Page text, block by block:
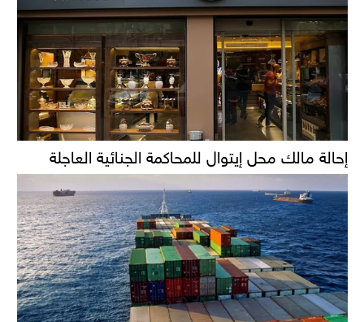
إحالة مالك محل إيتوال للمحاكمة الجنائية العاجلة